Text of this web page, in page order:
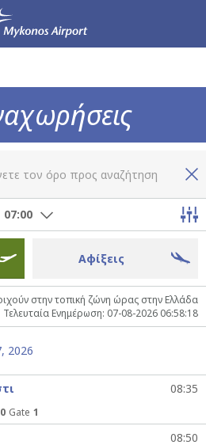
& Γεύση
Αφίξεις
07:00
στην τοπική ζώνη ώρας στην Ελλάδα
Τελευταία Ενημέρωση: 07-08-2026 06:58:18
2026
08:35
Gate 1
08:50